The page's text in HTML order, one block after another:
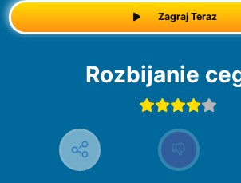
Zagraj Teraz
Rozbijanie